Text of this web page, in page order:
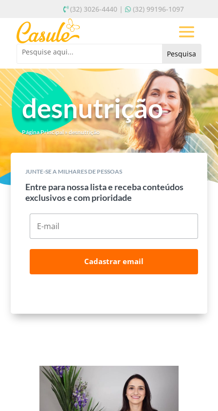
(32) 3026-4440 | (32) 99196-1097
desnutrição
Página Principal» desnutrição
JUNTE-SE A MILHARES DE PESSOAS
Entre para nossa lista e receba conteúdos
exclusivos e com prioridade
Cadastrar email